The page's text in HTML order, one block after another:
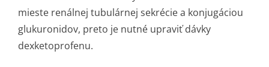
mieste renálnej tubulárnej sekrécie a konjugáciou
glukuronidov, preto je nutné upraviť dávky
dexketoprofenu.